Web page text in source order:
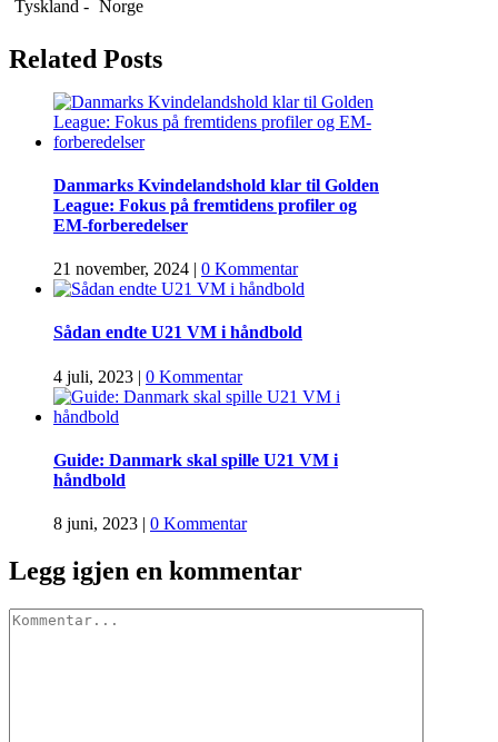
Tyskland - Norge
Related Posts
Danmarks Kvindelandshold klar til Golden
League: Fokus på fremtidens profiler og
EM-forberedelser
21 november, 2024 | 0 Kommentar
Sådan endte U21 VM i håndbold
4 juli, 2023 | 0 Kommentar
Guide: Danmark skal spille U21 VM i
håndbold
8 juni, 2023 | 0 Kommentar
Legg igjen en kommentar
Comment